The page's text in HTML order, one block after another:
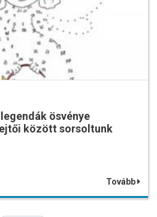
ösvénye
között sorsoltunk
Tovább